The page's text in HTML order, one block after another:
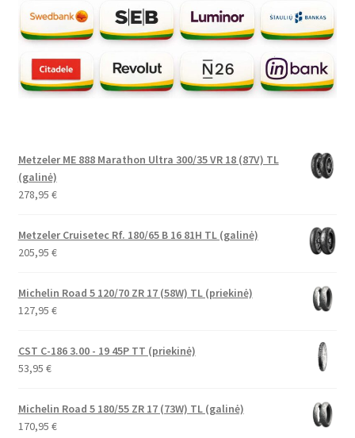
Metzeler ME 888 Marathon Ultra 300/35 VR 18 (87V) TL
(galinė)
278,95 €
Metzeler Cruisetec Rf. 180/65 B 16 81H TL (galinė)
205,95 €
Michelin Road 5 120/70 ZR 17 (58W) TL (priekinė)
127,95 €
CST C-186 3.00 - 19 45P TT (priekinė)
53,95 €
Michelin Road 5 180/55 ZR 17 (73W) TL (galinė)
170,95 €